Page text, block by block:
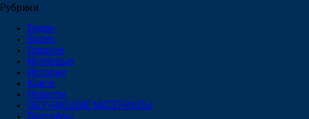
Рубрики
Видео
Видео
Главное
Интервью
Истории
Книги
Новости
ОБУЧАЮЩИЕ МАТЕРИАЛЫ
Партнёры